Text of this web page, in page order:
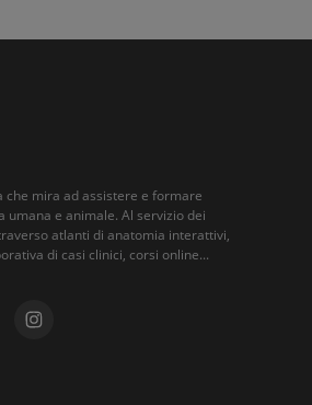
che mira ad assistere e formare
umana e animale. Al servizio dei
atlanti di anatomia interattivi,
di casi clinici, corsi online...